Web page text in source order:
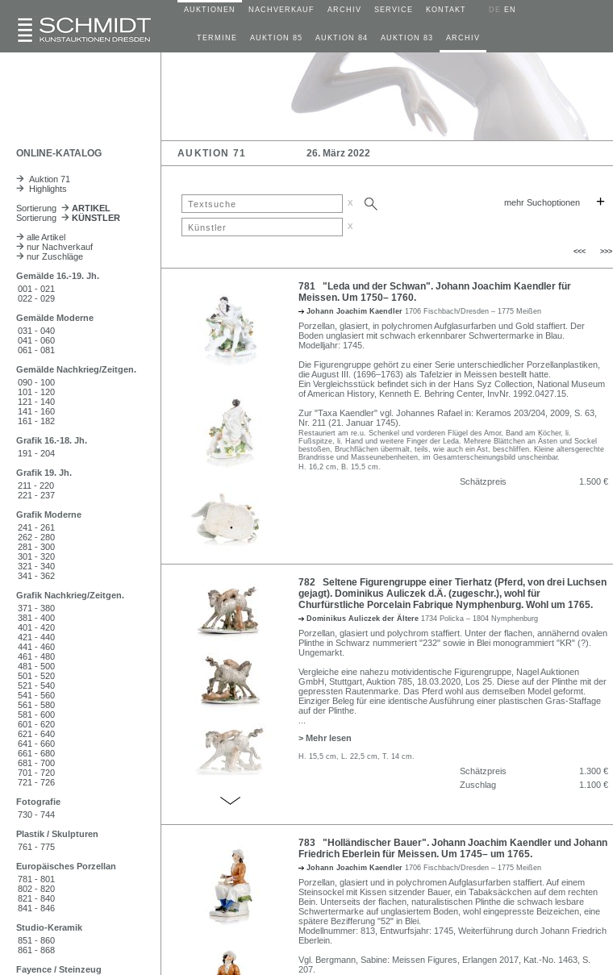
AUKTIONEN NACHVERKAUF ARCHIV SERVICE KONTAKT DE EN
TERMINE AUKTION 85 AUKTION 84 AUKTION 83 ARCHIV
ONLINE-KATALOG AUKTION 71 26. März 2022
Auktion 71
Highlights
Sortierung
ARTIKEL
Sortierung
KÜNSTLER
alle Artikel
nur Nachverkauf
nur Zuschläge
Gemälde 16.-19. Jh.
001 - 021
022 - 029
Gemälde Moderne
031 - 040
041 - 060
061 - 081
Gemälde Nachkrieg/Zeitgen.
090 - 100
101 - 120
121 - 140
141 - 160
161 - 182
Grafik 16.-18. Jh.
191 - 204
Grafik 19. Jh.
211 - 220
221 - 237
Grafik Moderne
241 - 261
262 - 280
281 - 300
301 - 320
321 - 340
341 - 362
Grafik Nachkrieg/Zeitgen.
371 - 380
381 - 400
401 - 420
421 - 440
441 - 460
461 - 480
481 - 500
501 - 520
521 - 540
541 - 560
561 - 580
581 - 600
601 - 620
621 - 640
641 - 660
661 - 680
681 - 700
701 - 720
721 - 726
Fotografie
730 - 744
Plastik / Skulpturen
761 - 775
Europäisches Porzellan
781 - 801
802 - 820
821 - 840
841 - 846
Studio-Keramik
851 - 860
861 - 868
Fayence / Steinzeug
x mehr Suchoptionen +
x
<<< >>>
781 "Leda und der Schwan". Johann Joachim Kaendler für
Meissen. Um 1750– 1760.
Johann Joachim Kaendler 1706 Fischbach/Dresden – 1775 Meißen
Porzellan, glasiert, in polychromen Aufglasurfarben und Gold staffiert. Der
Boden unglasiert mit schwach erkennbarer Schwertermarke in Blau.
Modelljahr: 1745.
Die Figurengruppe gehört zu einer Serie unterschiedlicher Porzellanplastiken,
die August III. (1696–1763) als Tafelzier in Meissen bestellt hatte.
Ein Vergleichsstück befindet sich in der Hans Syz Collection, National Museum
of American History, Kenneth E. Behring Center, InvNr. 1992.0427.15.
Zur "Taxa Kaendler" vgl. Johannes Rafael in: Keramos 203/204, 2009, S. 63,
Nr. 211 (21. Januar 1745).
Restauriert am re.u. Schenkel und vorderen Flügel des Amor, Band am Köcher, li.
Fußspitze, li. Hand und weitere Finger der Leda. Mehrere Blättchen an Ästen und Sockel
bestoßen, Bruchflächen übermalt, teils, wie auch ein Ast, beschliffen. Kleine altersgerechte
Brandrisse und Masseunebenheiten, im Gesamterscheinungsbild unscheinbar.
H. 16,2 cm, B. 15,5 cm.
Schätzpreis 1.500 €
782 Seltene Figurengruppe einer Tierhatz (Pferd, von drei Luchsen
gejagt). Dominikus Auliczek d.Ä. (zugeschr.), wohl für
Churfürstliche Porcelain Fabrique Nymphenburg. Wohl um 1765.
Dominikus Auliczek der Ältere 1734 Policka – 1804 Nymphenburg
Porzellan, glasiert und polychrom staffiert. Unter der flachen, annähernd ovalen
Plinthe in Schwarz nummeriert "232" sowie in Blei monogrammiert "KR" (?).
Ungemarkt.
Vergleiche eine nahezu motividentische Figurengruppe, Nagel Auktionen
GmbH, Stuttgart, Auktion 785, 18.03.2020, Los 25. Diese auf der Plinthe mit der
gepressten Rautenmarke. Das Pferd wohl aus demselben Model geformt.
Einziger Beleg für eine identische Ausführung einer plastischen Gras-Staffage
auf der Plinthe.
> Mehr lesen
H. 15,5 cm, L. 22,5 cm, T. 14 cm.
Schätzpreis
1.300 €
Zuschlag
1.100 €
783 "Holländischer Bauer". Johann Joachim Kaendler und Johann
Friedrich Eberlein für Meissen. Um 1745– um 1765.
Johann Joachim Kaendler 1706 Fischbach/Dresden – 1775 Meißen
Porzellan, glasiert und in polychromen Aufglasurfarben staffiert. Auf einem
Steinsockel mit Kissen sitzender Bauer, ein Tabaksäckchen auf dem rechten
Bein. Unterseits der flachen, naturalistischen Plinthe die schwach lesbare
Schwertermarke auf unglasiertem Boden, wohl eingepresste Beizeichen, eine
spätere Bezifferung "52" in Blei.
Modellnummer: 813, Entwurfsjahr: 1745, Weiterführung durch Johann Friedrich
Eberlein.
Vgl. Bergmann, Sabine: Meissen Figures, Erlangen 2017, Kat.-No. 1463, S.
207.